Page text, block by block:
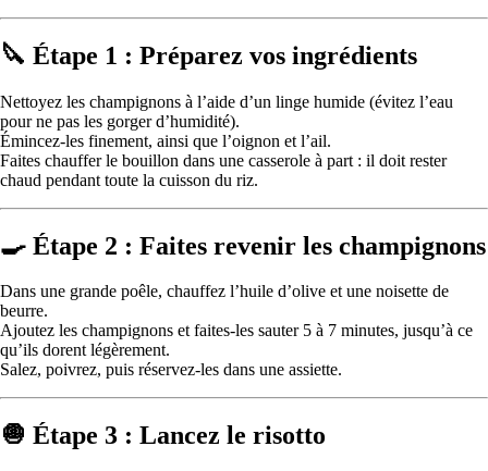
🔪 Étape 1 : Préparez vos ingrédients
Nettoyez les champignons à l’aide d’un linge humide (évitez l’eau
pour ne pas les gorger d’humidité).
Émincez-les finement, ainsi que l’oignon et l’ail.
Faites chauffer le bouillon dans une casserole à part : il doit rester
chaud pendant toute la cuisson du riz.
🍳 Étape 2 : Faites revenir les champignons
Dans une grande poêle, chauffez l’huile d’olive et une noisette de
beurre.
Ajoutez les champignons et faites-les sauter 5 à 7 minutes, jusqu’à ce
qu’ils dorent légèrement.
Salez, poivrez, puis réservez-les dans une assiette.
🧅 Étape 3 : Lancez le risotto